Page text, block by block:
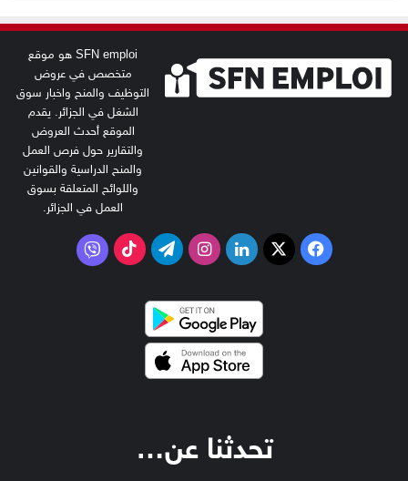
SFN emploi هو موقع
متخصص في عروض
التوظيف والمنح واخبار سوق
الشغل في الجزائر. يقدم
الموقع أحدث العروض
والتقارير حول فرص العمل
والمنح الدراسية والقوانين
واللوائح المتعلقة بسوق
العمل في الجزائر.
فيسبوك
‫X لينكدإنانستقرامتيلقرام‫TikTokفايبر
تحدثنا عن…